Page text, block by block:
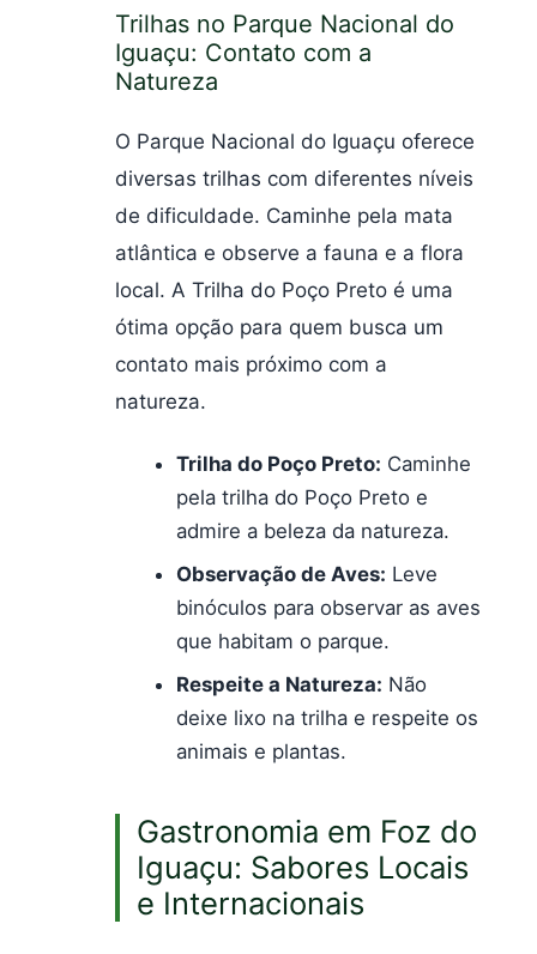
Trilhas no Parque Nacional do
Iguaçu: Contato com a
Natureza
O Parque Nacional do Iguaçu oferece
diversas trilhas com diferentes níveis
de dificuldade. Caminhe pela mata
atlântica e observe a fauna e a flora
local. A Trilha do Poço Preto é uma
ótima opção para quem busca um
contato mais próximo com a
natureza.
Trilha do Poço Preto: Caminhe
pela trilha do Poço Preto e
admire a beleza da natureza.
Observação de Aves: Leve
binóculos para observar as aves
que habitam o parque.
Respeite a Natureza: Não
deixe lixo na trilha e respeite os
animais e plantas.
Gastronomia em Foz do
Iguaçu: Sabores Locais
e Internacionais